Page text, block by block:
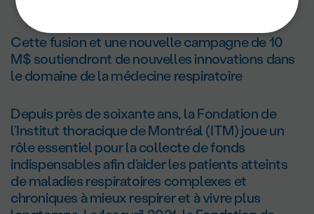
Cette fusion et une nouvelle campagne de 10
M$ soutiendront de nouvelles innovations dans
le domaine de la médecine respiratoire
Depuis près de soixante ans, la Fondation de
l’Institut thoracique de Montréal (ITM) joue un
rôle essentiel pour la collecte de fonds
indispensables afin d’aider les patients atteints
de maladies respiratoires complexes et
chroniques à mieux respirer et à vivre plus